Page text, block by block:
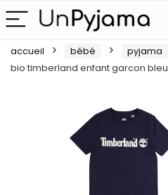
accueil bébé pyjama
bio timberland enfant garcon bleu